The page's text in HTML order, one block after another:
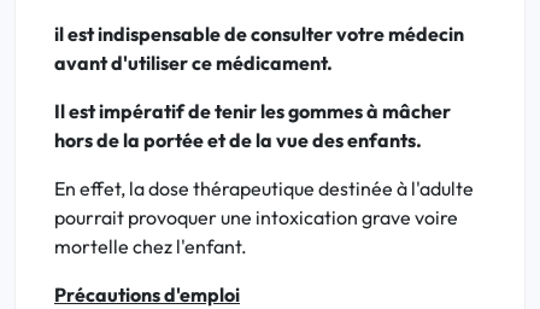
il est indispensable de consulter votre médecin
avant d'utiliser ce médicament.
Il est impératif de tenir les gommes à mâcher
hors de la portée et de la vue des enfants.
En effet, la dose thérapeutique destinée à l'adulte
pourrait provoquer une intoxication grave voire
mortelle chez l'enfant.
Précautions d'emploi